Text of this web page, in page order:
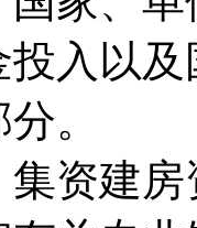
投入以
。
建房资